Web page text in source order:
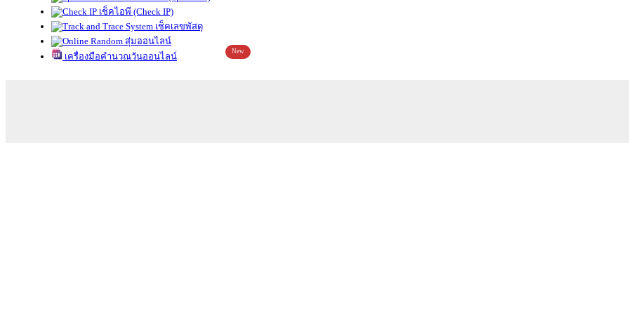
เช็คไอพี (Check IP)
เช็คเลขพัสดุ
สุ่มออนไลน์
เครื่องมือคำนวณวันออนไลน์
New